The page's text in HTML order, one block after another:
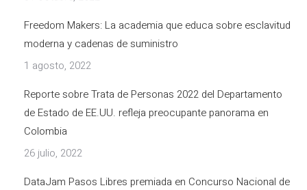
Freedom Makers: La academia que educa sobre esclavitud
moderna y cadenas de suministro
1 agosto, 2022
Reporte sobre Trata de Personas 2022 del Departamento
de Estado de EE.UU. refleja preocupante panorama en
Colombia
26 julio, 2022
DataJam Pasos Libres premiada en Concurso Nacional de